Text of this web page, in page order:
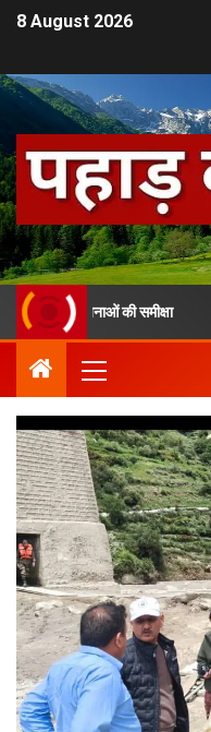
8 August 2026
की समीक्षा